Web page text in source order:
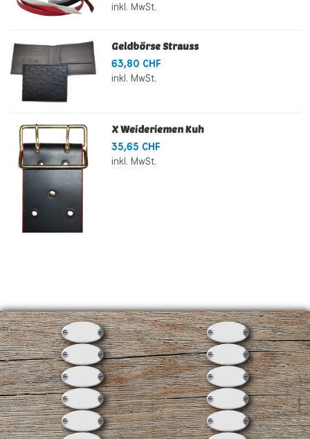
inkl. MwSt.
Geldbörse Strauss
63,80 CHF
inkl. MwSt.
X Weideriemen Kuh
35,65 CHF
inkl. MwSt.